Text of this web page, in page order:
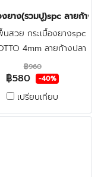
Lozano) 580฿
งยาง(รวมปู)spc ลายก้าง
นสวย กระเบื้องยางspc
4mm ลายก้างปลา
โปรปูฟรี+ตรวจพื้นก่อนติด
แข็งแรง&สวยงาม,กัน
นปลวก ปูทับพื้นเดิม-พื้น
฿960
฿580 -40%
เปรียบเทียบ